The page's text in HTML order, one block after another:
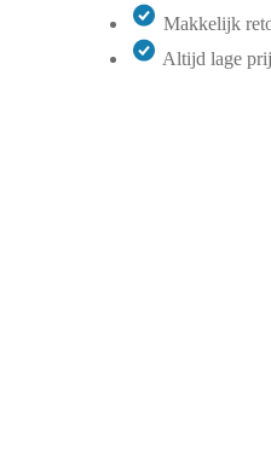
Makkelijk
Altijd lage